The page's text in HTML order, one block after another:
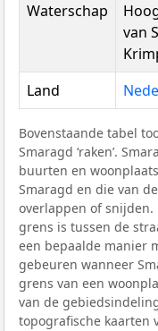
Waterschap
van
Land
Bovenstaande tabel
Smaragd ‘raken’.
buurten en
Smaragd en die van
overlappen of
grens is tussen de
een bepaalde manier
gebeuren wanneer
grens van een
van de
topografische kaarten